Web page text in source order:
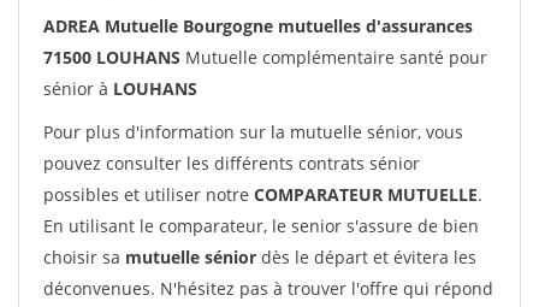
ADREA Mutuelle Bourgogne mutuelles d'assurances
71500 LOUHANS Mutuelle complémentaire santé pour
sénior à LOUHANS
Pour plus d'information sur la mutuelle sénior, vous
pouvez consulter les différents contrats sénior
possibles et utiliser notre COMPARATEUR MUTUELLE.
En utilisant le comparateur, le senior s'assure de bien
choisir sa mutuelle sénior dès le départ et évitera les
déconvenues. N'hésitez pas à trouver l'offre qui répond